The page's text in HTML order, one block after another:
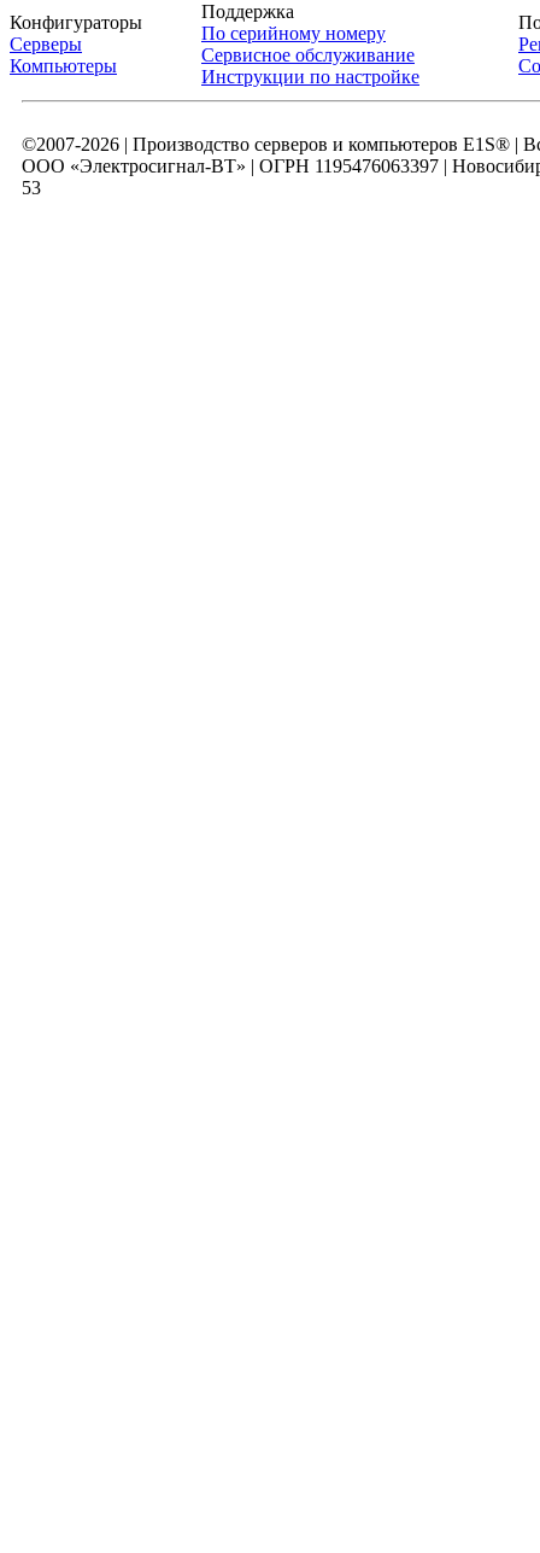
Конфигураторы
Серверы
Компьютеры
Поддержка
По серийному номеру
Сервисное обслуживание
Инструкции по настройке
©2007-2026 | Производство серверов и компьютеров E1S® |
ООО «Электросигнал-ВТ» | ОГРН 1195476063397 |
53